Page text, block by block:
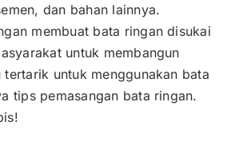
dan bahan lainnya.
membuat bata ringan disukai
untuk membangun
untuk menggunakan bata
tips pemasangan bata ringan.